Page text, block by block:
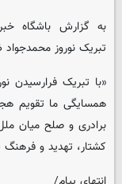
به گزارش باشگاه
تبریک نوروز
«با تبریک فرارسیدن
همسایگی ما تقویم‌
برادری و صلح میان
کشتار، تهدید و